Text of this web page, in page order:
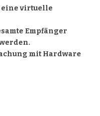
eine virtuelle
Empfänger
mit Hardware